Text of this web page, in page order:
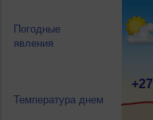
Погодные
явления
Температура днем
+27